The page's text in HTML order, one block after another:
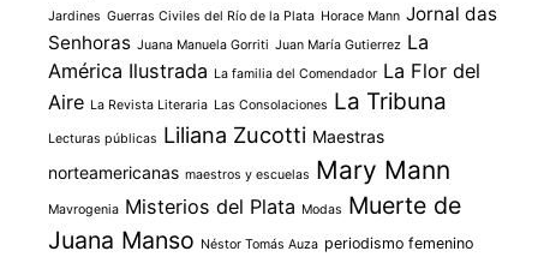
Jardines Guerras Civiles del Río de la Plata Horace Mann Jornal das
Senhoras Juana Manuela Gorriti Juan María Gutierrez La
América Ilustrada La familia del Comendador La Flor del
Aire La Revista Literaria Las Consolaciones La Tribuna
Lecturas públicas Liliana Zucotti Maestras
norteamericanas maestros y escuelas Mary Mann
Mavrogenia Misterios del Plata Modas Muerte de
Juana Manso Néstor Tomás Auza periodismo femenino